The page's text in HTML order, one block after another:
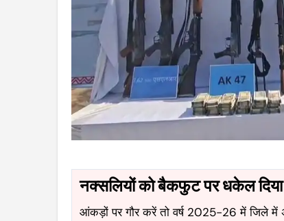
नक्सलियों को बैकफुट पर धकेल दिया
आंकड़ों पर गौर करें तो वर्ष 2025-26 में जिले में अब तक 270 हथियार बरामद किए जा चुकें हैं। एसपी ने